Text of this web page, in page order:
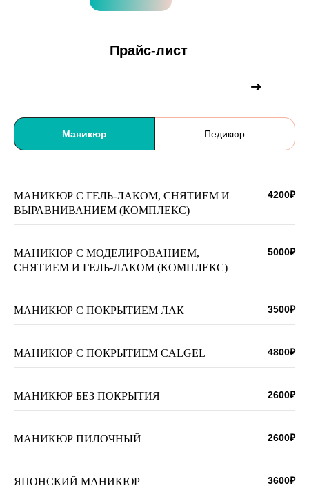
Прайс-лист
➔
Маникюр Педикюр
МАНИКЮР С ГЕЛЬ-ЛАКОМ, СНЯТИЕМ И
ВЫРАВНИВАНИЕМ (КОМПЛЕКС)
4200₽
МАНИКЮР С МОДЕЛИРОВАНИЕМ,
СНЯТИЕМ И ГЕЛЬ-ЛАКОМ (КОМПЛЕКС)
5000₽
МАНИКЮР С ПОКРЫТИЕМ ЛАК 3500₽
МАНИКЮР С ПОКРЫТИЕМ CALGEL 4800₽
МАНИКЮР БЕЗ ПОКРЫТИЯ 2600₽
МАНИКЮР ПИЛОЧНЫЙ 2600₽
ЯПОНСКИЙ МАНИКЮР 3600₽